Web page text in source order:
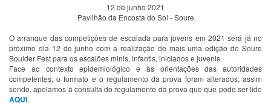
12 de junho 2021
Pavilhão da Encosta do Sol - Soure
O arranque das competições de escalada para jovens em 2021 será já no
próximo dia 12 de junho com a realização de mais uma edição do Soure
Boulder Fest para os escalões minis, infantis, iniciados e juvenis.
Face ao contexto epidemiológico e às orientações das autoridades
competentes, o formato e o regulamento da prova foram alterados, assim
sendo, apelamos à consulta do regulamento da prova que que pode ser lido
AQUI.